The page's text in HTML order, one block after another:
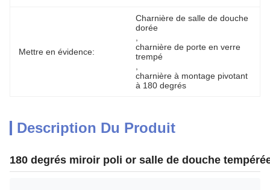
Mettre en évidence:
Charnière de salle de douche
dorée
charnière de porte en verre
trempé
charnière à montage pivotant
à 180 degrés
Description Du Produit
180 degrés miroir poli or salle de douche